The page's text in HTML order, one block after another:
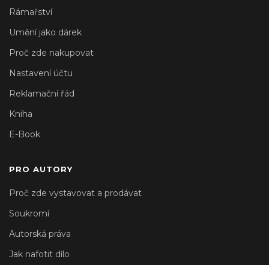
Rámařství
Umění jako dárek
Proč zde nakupovat
Nastavení účtu
Reklamační řád
Kniha
E-Book
PRO AUTORY
Proč zde vystavovat a prodávat
Soukromí
Autorská práva
Jak nafotit dílo